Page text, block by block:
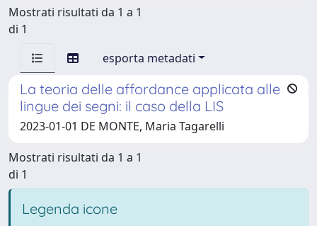
Mostrati risultati da 1 a 1
di 1
esporta metadati
La teoria delle affordance applicata alle
lingue dei segni: il caso della LIS
2023-01-01 DE MONTE, Maria Tagarelli
Mostrati risultati da 1 a 1
di 1
Legenda icone